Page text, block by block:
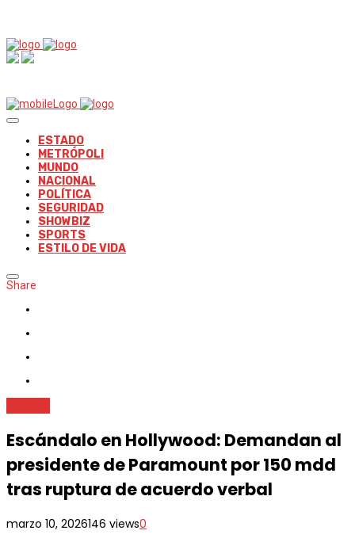
ESTADO
METRÓPOLI
MUNDO
NACIONAL
POLÍTICA
SEGURIDAD
SHOWBIZ
SPORTS
ESTILO DE VIDA
Share
Escándalo en Hollywood: Demandan al
presidente de Paramount por 150 mdd
tras ruptura de acuerdo verbal
marzo 10, 2026146 views0